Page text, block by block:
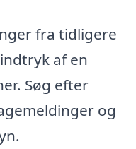
fra tidligere
af en
Søg efter
og